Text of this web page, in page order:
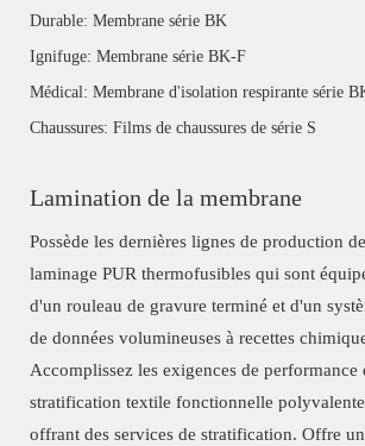
Durable: Membrane série BK
Ignifuge: Membrane série BK-F
Médical: Membrane d'isolation respirante série
Chaussures: Films de chaussures de série S
Lamination de la membrane
Possède les dernières lignes de production de
laminage PUR thermofusibles qui sont
d'un rouleau de gravure terminé et d'un
de données volumineuses à recettes
Accomplissez les exigences de performance
stratification textile fonctionnelle
offrant des services de stratification. Offre un